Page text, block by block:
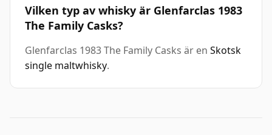
Vilken typ av whisky är Glenfarclas 1983
The Family Casks?
Glenfarclas 1983 The Family Casks är en Skotsk
single maltwhisky.